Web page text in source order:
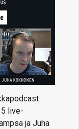
live-
ja Juha